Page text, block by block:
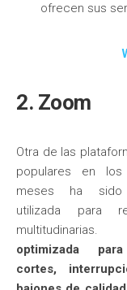
ofrecen sus
2. Zoom
Otra de las
populares en los
meses ha sido
utilizada para
optimizada
cortes,